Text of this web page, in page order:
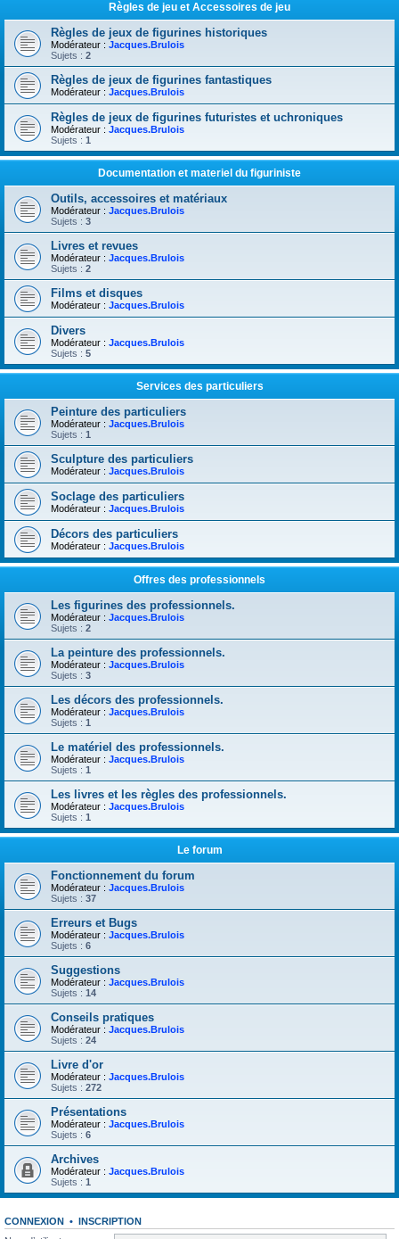
Règles de jeu et Accessoires de jeu
Règles de jeux de figurines historiques
Modérateur : Jacques.Brulois
Sujets : 2
Règles de jeux de figurines fantastiques
Modérateur : Jacques.Brulois
Règles de jeux de figurines futuristes et uchroniques
Modérateur : Jacques.Brulois
Sujets : 1
Documentation et materiel du figuriniste
Outils, accessoires et matériaux
Modérateur : Jacques.Brulois
Sujets : 3
Livres et revues
Modérateur : Jacques.Brulois
Sujets : 2
Films et disques
Modérateur : Jacques.Brulois
Divers
Modérateur : Jacques.Brulois
Sujets : 5
Services des particuliers
Peinture des particuliers
Modérateur : Jacques.Brulois
Sujets : 1
Sculpture des particuliers
Modérateur : Jacques.Brulois
Soclage des particuliers
Modérateur : Jacques.Brulois
Décors des particuliers
Modérateur : Jacques.Brulois
Offres des professionnels
Les figurines des professionnels.
Modérateur : Jacques.Brulois
Sujets : 2
La peinture des professionnels.
Modérateur : Jacques.Brulois
Sujets : 3
Les décors des professionnels.
Modérateur : Jacques.Brulois
Sujets : 1
Le matériel des professionnels.
Modérateur : Jacques.Brulois
Sujets : 1
Les livres et les règles des professionnels.
Modérateur : Jacques.Brulois
Sujets : 1
Le forum
Fonctionnement du forum
Modérateur : Jacques.Brulois
Sujets : 37
Erreurs et Bugs
Modérateur : Jacques.Brulois
Sujets : 6
Suggestions
Modérateur : Jacques.Brulois
Sujets : 14
Conseils pratiques
Modérateur : Jacques.Brulois
Sujets : 24
Livre d'or
Modérateur : Jacques.Brulois
Sujets : 272
Présentations
Modérateur : Jacques.Brulois
Sujets : 6
Archives
Modérateur : Jacques.Brulois
Sujets : 1
CONNEXION • INSCRIPTION